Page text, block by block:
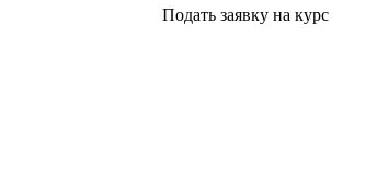
Подать заявку на курс